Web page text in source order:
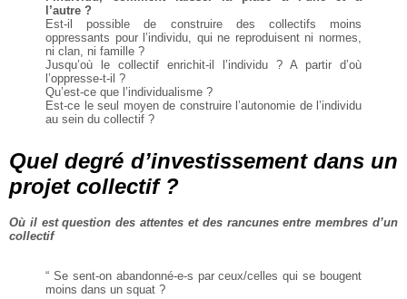
l’autre ?
Est-il possible de construire des collectifs moins
oppressants pour l’individu, qui ne reproduisent ni normes,
ni clan, ni famille ?
Jusqu’où le collectif enrichit-il l’individu ? A partir d’où
l’oppresse-t-il ?
Qu’est-ce que l’individualisme ?
Est-ce le seul moyen de construire l’autonomie de l’individu
au sein du collectif ?
Quel degré d’investissement dans un
projet collectif ?
Où il est question des attentes et des rancunes entre membres d’un
collectif
“ Se sent-on abandonné-e-s par ceux/celles qui se bougent
moins dans un squat ?